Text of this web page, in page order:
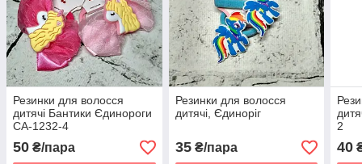
Резинки для волосся
дитячі Бантики Єдинороги
CA-1232-4
50 ₴/пара
Резинки для волосся
дитячі, Єдиноріг
35₴/пара
2
40